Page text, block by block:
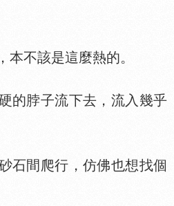
不該是這麼熱的。
脖子流下去，流入幾乎
石間爬行，仿佛也想找個